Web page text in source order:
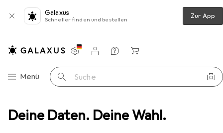
Deine Daten. Deine Wahl.
Galaxus
Schneller finden und bestellen Zur App
Navigation nach Kategorien
Menü Suche
Einstellungen
Kundenkonto
Vergleichslisten
Merklisten
Warenkorb
+ Teppiche Teppich Esprit Teppich Kalahari